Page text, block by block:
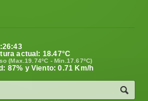
actual: 18.47°C
(Max.19.74ºC - Min.17.67ºC)
87% y Viento: 0.71 Km/h